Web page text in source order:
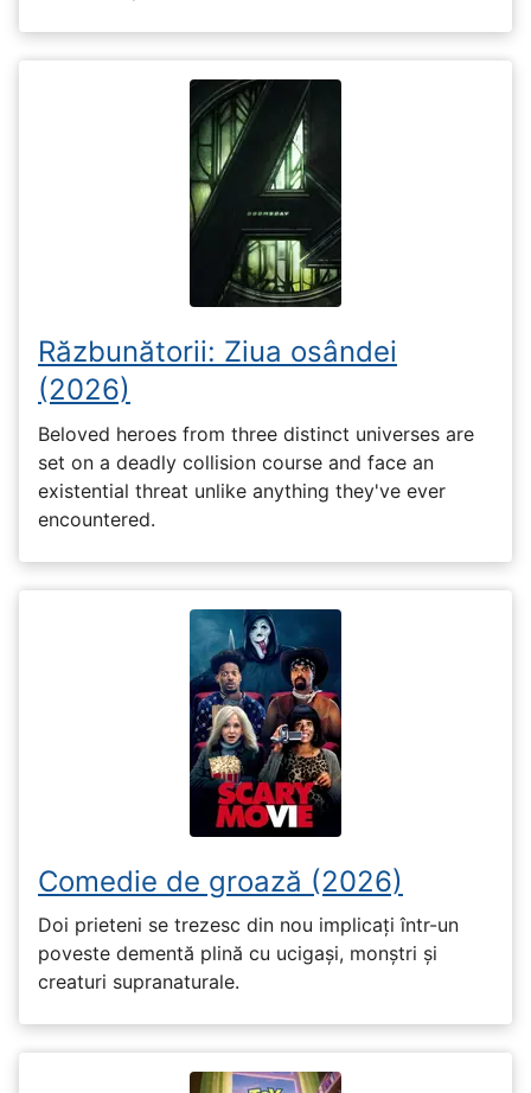
Răzbunătorii: Ziua osândei
(2026)
Beloved heroes from three distinct universes are
set on a deadly collision course and face an
existential threat unlike anything they've ever
encountered.
Comedie de groază (2026)
Doi prieteni se trezesc din nou implicați într-un
poveste dementă plină cu ucigași, monștri și
creaturi supranaturale.